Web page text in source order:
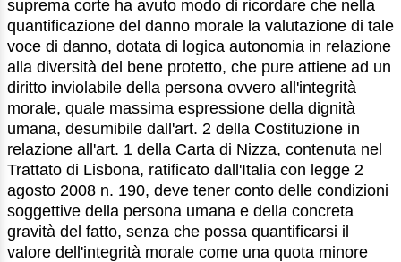
suprema corte ha avuto modo di ricordare che nella
quantificazione del danno morale la valutazione di tale
voce di danno, dotata di logica autonomia in relazione
alla diversità del bene protetto, che pure attiene ad un
diritto inviolabile della persona ovvero all'integrità
morale, quale massima espressione della dignità
umana, desumibile dall'art. 2 della Costituzione in
relazione all'art. 1 della Carta di Nizza, contenuta nel
Trattato di Lisbona, ratificato dall'Italia con legge 2
agosto 2008 n. 190, deve tener conto delle condizioni
soggettive della persona umana e della concreta
gravità del fatto, senza che possa quantificarsi il
valore dell'integrità morale come una quota minore